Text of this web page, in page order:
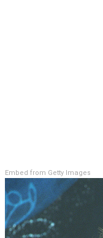
Embed from Getty Images